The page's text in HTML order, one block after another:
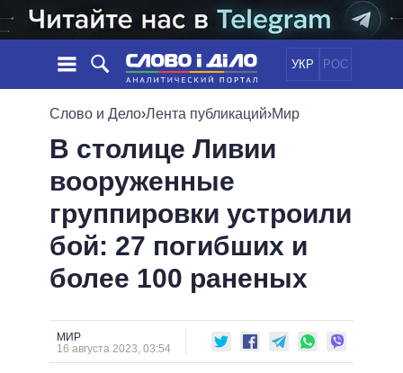
УКР РОС
НОВОСТИ
ЛЕНТА
СОБЫТИЯ
СТАТЬИ
МНЕНИЯ
ОБЗОРЫ
ДАЙДЖЕСТЫ
ПОЛИТИКА
ЭКОНОМИКА
ОБЩЕСТВО
МИР
ОБЕЩАНИЯ
ПОЛИТИКИ
ВСЕ ПОЛИТИКИ
ПРЕЗИДЕНТ И ОФИС
ВЕРХОВНАЯ РАДА
ГЛАВЫ ОБЛАДМИНИСТРАЦИЙ
МЭРЫ
ИНФОГРАФИКА
ВИДЕО
СРАВНЕНИЕ ПОЛИТИКОВ
Слово и Дело›Лента публикаций›Мир
В столице Ливии
вооруженные
группировки устроили
бой: 27 погибших и
более 100 раненых
МИР
16 августа 2023, 03:54